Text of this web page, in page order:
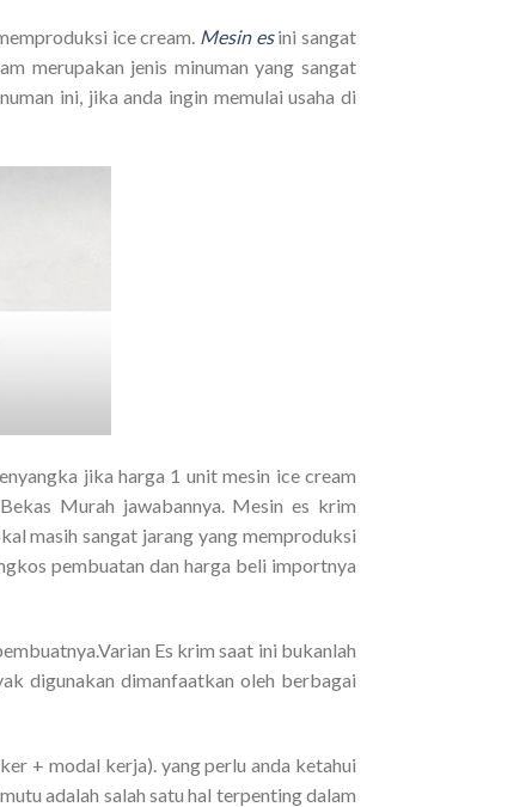
ice cream. Mesin esini sangat
merupakan jenis minuman yang sangat
ini, jika anda ingin memulai usaha di
jika harga 1 unit mesin ice cream
Murah jawabannya. Mesin es krim
masih sangat jarang yang memproduksi
pembuatan dan harga beli importnya
Es krim saat ini bukanlah
digunakan dimanfaatkan oleh berbagai
+ modal kerja). yang perlu anda ketahui
adalah salah satu hal terpenting dalam